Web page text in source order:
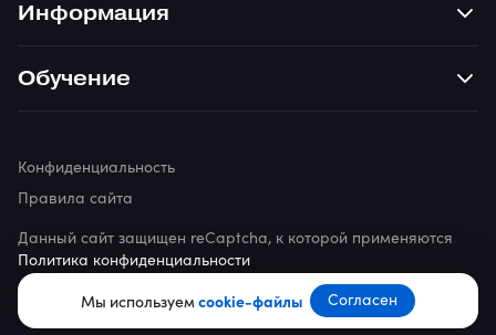
Мы используемcookie-файлы Согласен
Информация
Обучение
© 2026 ppc.world
Данный сайт защищен reCaptcha, к которой применяются
Политика конфиденциальности
Конфиденциальность
Правила сайта